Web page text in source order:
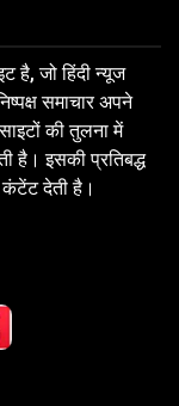
है, जो हिंदी न्यूज
समाचार अपने
की तुलना में
है। इसकी प्रतिबद्ध
देती है।